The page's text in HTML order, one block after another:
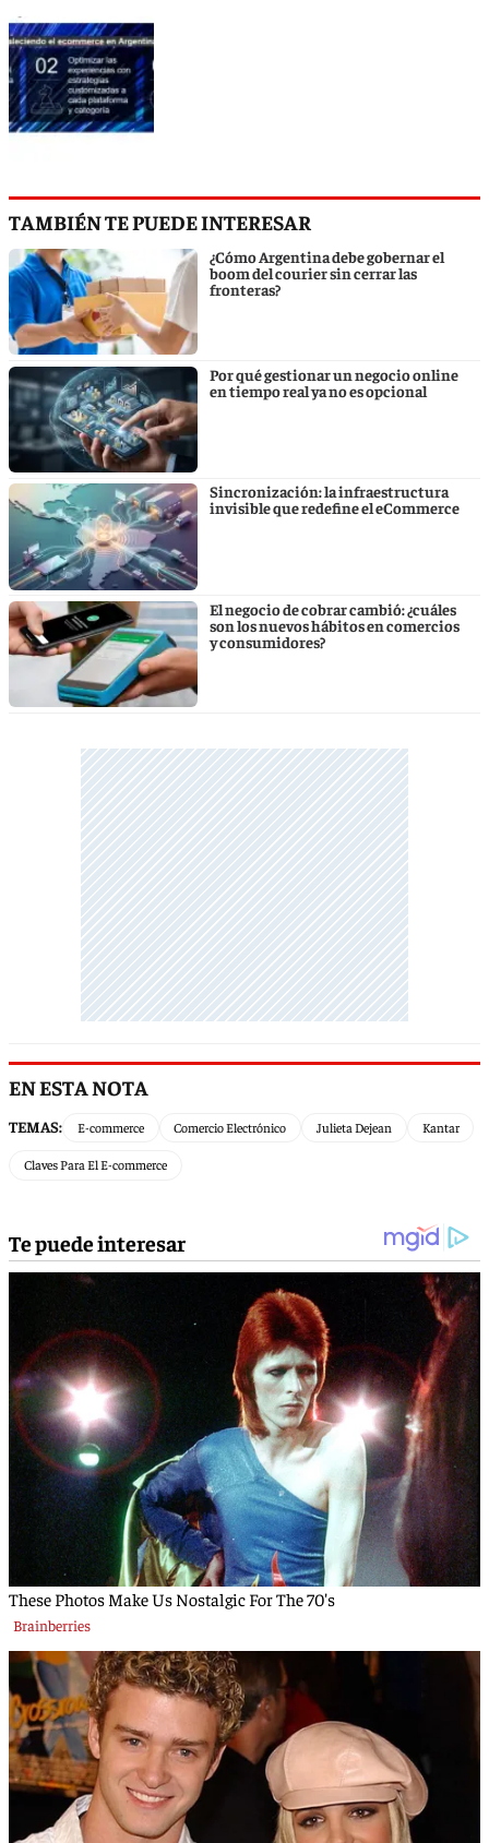
TAMBIÉN TE PUEDE INTERESAR
¿Cómo Argentina debe gobernar el
boom del courier sin cerrar las
fronteras?
Por qué gestionar un negocio online
en tiempo real ya no es opcional
Sincronización: la infraestructura
invisible que redefine el eCommerce
El negocio de cobrar cambió: ¿cuáles
son los nuevos hábitos en comercios
y consumidores?
EN ESTA NOTA
TEMAS: E-commerce Comercio Electrónico Julieta Dejean Kantar
Claves Para El E-commerce